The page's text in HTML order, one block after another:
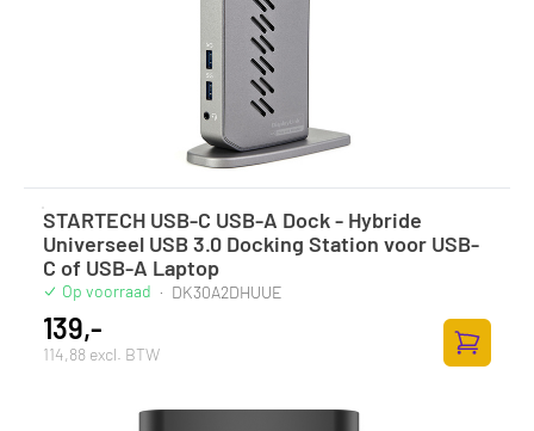
STARTECH USB-C USB-A Dock - Hybride
Universeel USB 3.0 Docking Station voor USB-
C of USB-A Laptop
Op voorraad · DK30A2DHUUE
139,-
114,88 excl. BTW